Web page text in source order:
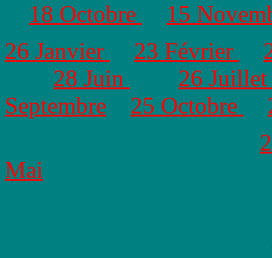
18 Octobre
15
26 Janvier
23 Février
28 Juin
26
Septembre
25 Octobre
Mai